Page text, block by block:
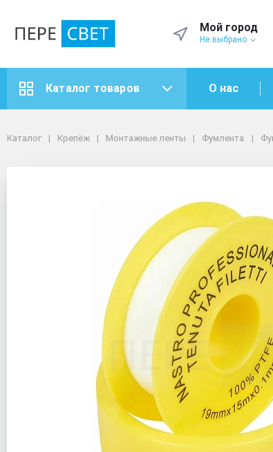
Мой город
Не выбрано
Каталог товаров О нас
Каталог
Крепёж
Фумлента
Фум-лента PROFESSIONALE 19мм х 15м х 0,2мм большая
Каталог Крепёж Монтажные ленты Фумлента